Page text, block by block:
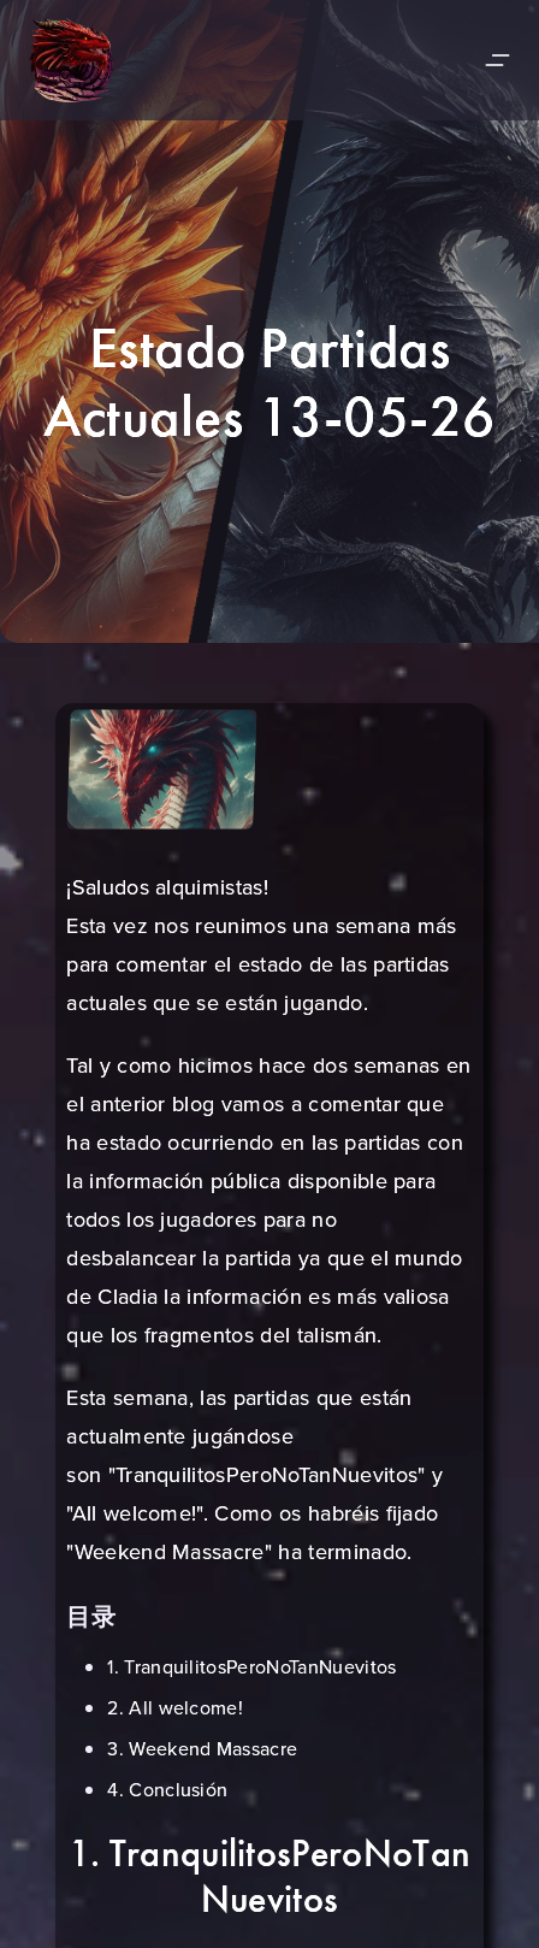
Estado Partidas
Actuales 13-05-26
¡Saludos alquimistas!
Esta vez nos reunimos una semana más
para comentar el estado de las partidas
actuales que se están jugando.
Tal y como hicimos hace dos semanas en
el anterior blog vamos a comentar que
ha estado ocurriendo en las partidas con
la información pública disponible para
todos los jugadores para no
desbalancear la partida ya que el mundo
de Cladia la información es más valiosa
que los fragmentos del talismán.
Esta semana, las partidas que están
actualmente jugándose
son "TranquilitosPeroNoTanNuevitos" y
"All welcome!". Como os habréis fijado
"Weekend Massacre" ha terminado.
目录
1. TranquilitosPeroNoTanNuevitos
2. All welcome!
3. Weekend Massacre
4. Conclusión
1. TranquilitosPeroNoTan
Nuevitos